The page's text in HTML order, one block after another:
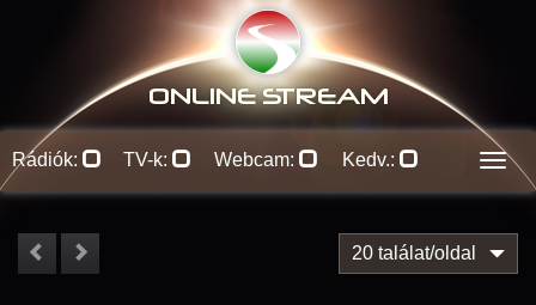
ONLINE STREAM
Rádiók: TV-k: Webcam: Kedv.:
20 találat/oldal